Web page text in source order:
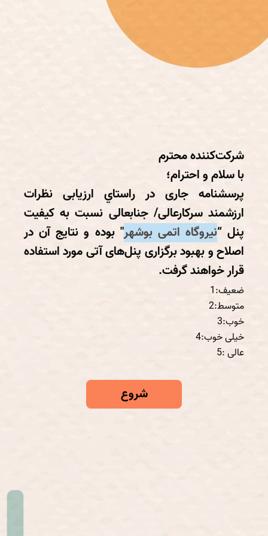
شرکت‌کننده محترم
با سلام و احترام؛
پرسشنامه جاری در راستاي ارزيابی نظرات
ارزشمند سرکارعالی/ جنابعالی نسبت به کیفیت
پنل “نیروگاه اتمی بوشهر" بوده و نتايج آن در
اصلاح و بهبود برگزاری پنل‌های آتی مورد استفاده
قرار خواهند گرفت.
ضعیف:1
متوسط:2
خوب:3
خیلی خوب:4
عالی :5
شروع